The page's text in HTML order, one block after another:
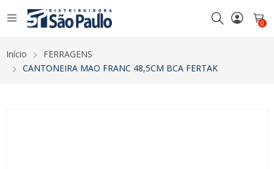
0
Início
FERRAGENS
CANTONEIRA MAO FRANC 48,5CM BCA FERTAK